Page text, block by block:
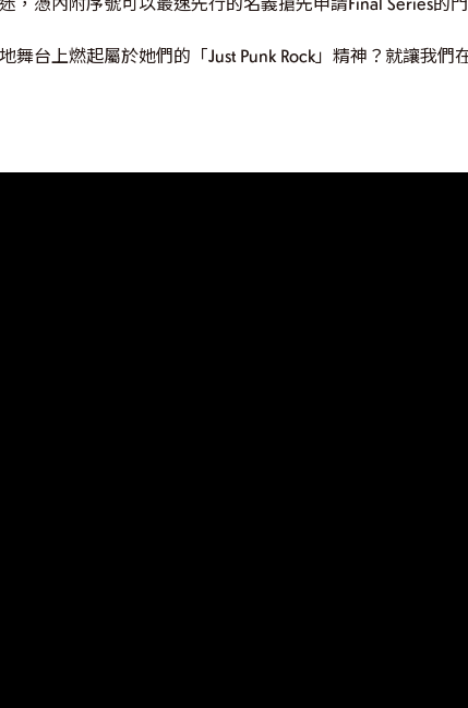
舞台上燃起屬於她們的「Just Punk Rock」精神？就讓我們